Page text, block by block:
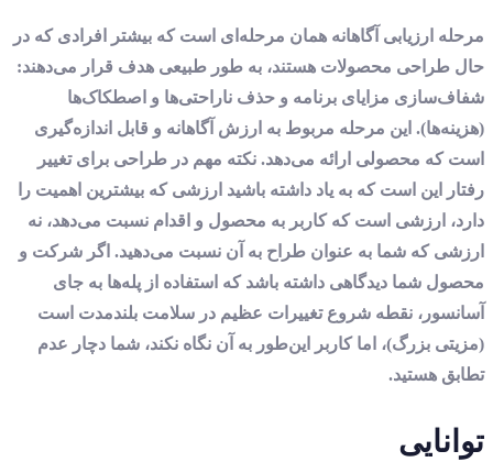
مرحله ارزیابی آگاهانه همان مرحله‌ای است که بیشتر افرادی که در
حال طراحی محصولات هستند، به طور طبیعی هدف قرار می‌دهند:
شفاف‌سازی مزایای برنامه و حذف ناراحتی‌ها و اصطکاک‌ها
(هزینه‌ها). این مرحله مربوط به ارزش آگاهانه و قابل ‌اندازه‌گیری
است که محصولی ارائه می‌دهد. نکته مهم در طراحی برای تغییر
رفتار این است که به یاد داشته باشید ارزشی که بیشترین اهمیت را
دارد، ارزشی است که کاربر به محصول و اقدام نسبت می‌دهد، نه
ارزشی که شما به عنوان طراح به آن نسبت می‌دهید. اگر شرکت و
محصول شما دیدگاهی داشته باشد که استفاده از پله‌ها به جای
آسانسور، نقطه شروع تغییرات عظیم در سلامت بلندمدت است
(مزیتی بزرگ)، اما کاربر این‌طور به آن نگاه نکند، شما دچار عدم
تطابق هستید.
توانایی